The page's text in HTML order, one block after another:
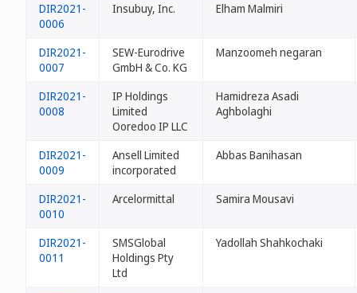
DIR2021-
0006
Insubuy, Inc. Elham Malmiri
DIR2021-
0007
SEW-Eurodrive
GmbH & Co. KG
Manzoomeh negaran
DIR2021-
0008
IP Holdings
Limited
Ooredoo IP LLC
Hamidreza Asadi
Aghbolaghi
DIR2021-
0009
Ansell Limited
incorporated
Abbas Banihasan
DIR2021-
0010
Arcelormittal Samira Mousavi
DIR2021-
0011
SMSGlobal
Holdings Pty
Ltd
Yadollah Shahkochaki